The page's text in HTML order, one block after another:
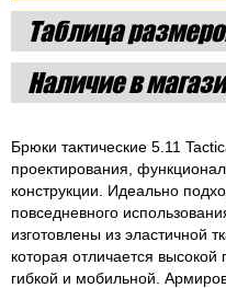
Таблица
Наличие в
Брюки тактические 5.11
проектирования,
конструкции. Идеально
повседневного
изготовлены из эластичной
которая отличается высокой
гибкой и мобильной.